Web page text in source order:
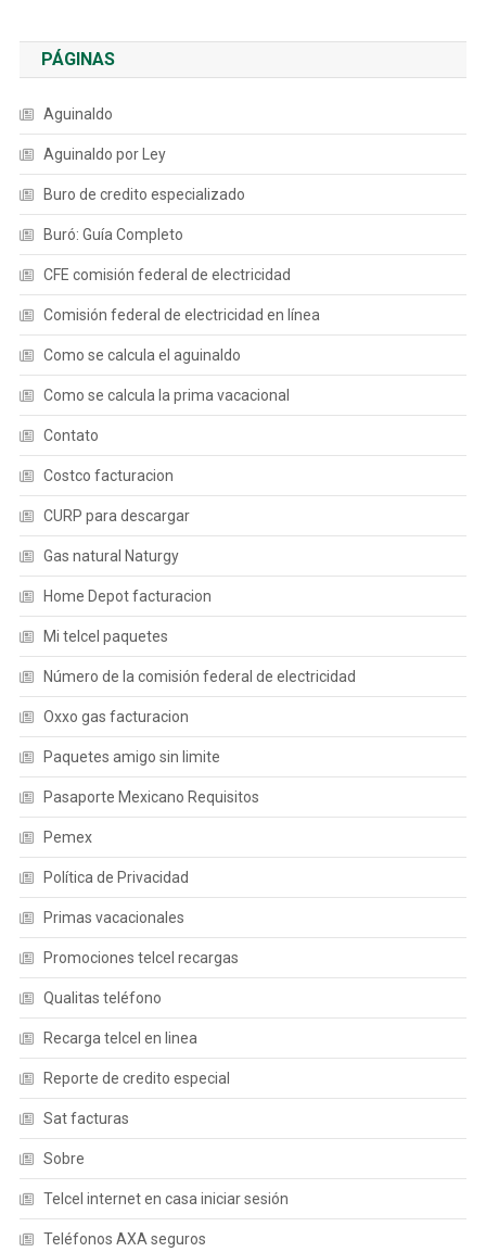
PÁGINAS
Aguinaldo
Aguinaldo por Ley
Buro de credito especializado
Buró: Guía Completo
CFE comisión federal de electricidad
Comisión federal de electricidad en línea
Como se calcula el aguinaldo
Como se calcula la prima vacacional
Contato
Costco facturacion
CURP para descargar
Gas natural Naturgy
Home Depot facturacion
Mi telcel paquetes
Número de la comisión federal de electricidad
Oxxo gas facturacion
Paquetes amigo sin limite
Pasaporte Mexicano Requisitos
Pemex
Política de Privacidad
Primas vacacionales
Promociones telcel recargas
Qualitas teléfono
Recarga telcel en linea
Reporte de credito especial
Sat facturas
Sobre
Telcel internet en casa iniciar sesión
Teléfonos AXA seguros